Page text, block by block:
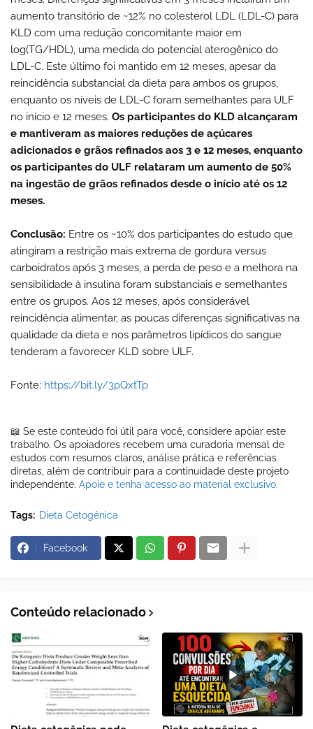
aumento transitório de ~12% no colesterol LDL (LDL-C) para
KLD com uma redução concomitante maior em
log(TG/HDL), uma medida do potencial aterogênico do
LDL-C. Este último foi mantido em 12 meses, apesar da
reincidência substancial da dieta para ambos os grupos,
enquanto os níveis de LDL-C foram semelhantes para ULF
no início e 12 meses. Os participantes do KLD alcançaram
e mantiveram as maiores reduções de açúcares
adicionados e grãos refinados aos 3 e 12 meses, enquanto
os participantes do ULF relataram um aumento de 50%
na ingestão de grãos refinados desde o início até os 12
meses.
Conclusão: Entre os ~10% dos participantes do estudo que
atingiram a restrição mais extrema de gordura versus
carboidratos após 3 meses, a perda de peso e a melhora na
sensibilidade à insulina foram substanciais e semelhantes
entre os grupos. Aos 12 meses, após considerável
reincidência alimentar, as poucas diferenças significativas na
qualidade da dieta e nos parâmetros lipídicos do sangue
tenderam a favorecer KLD sobre ULF.
Fonte: https://bit.ly/3pQxtTp
📖 Se este conteúdo foi útil para você, considere apoiar este
trabalho. Os apoiadores recebem uma curadoria mensal de
estudos com resumos claros, análise prática e referências
diretas, além de contribuir para a continuidade deste projeto
independente. Apoie e tenha acesso ao material exclusivo.
Tags: Dieta Cetogênica
Facebook
Conteúdo relacionado